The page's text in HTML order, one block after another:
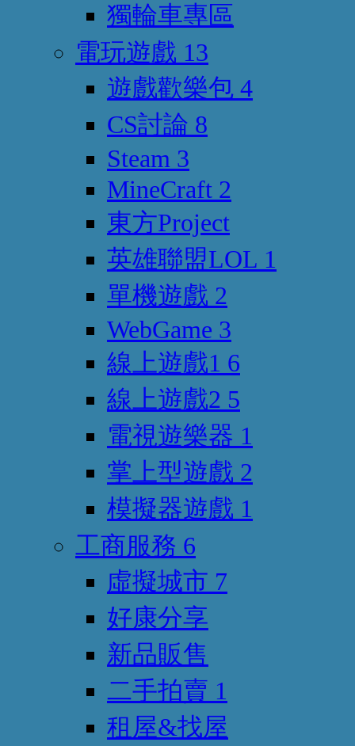
獨輪車專區
電玩遊戲 13
遊戲歡樂包 4
CS討論 8
Steam 3
MineCraft 2
東方Project
英雄聯盟LOL 1
單機遊戲 2
WebGame 3
線上遊戲1 6
線上遊戲2 5
電視遊樂器 1
掌上型遊戲 2
模擬器遊戲 1
工商服務 6
虛擬城市 7
好康分享
新品販售
二手拍賣 1
租屋&找屋